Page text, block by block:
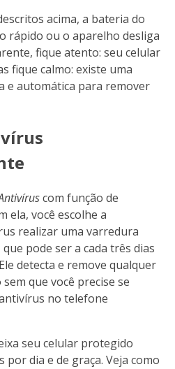
acima, a bateria do
rápido ou o aparelho desliga
fique atento: seu celular
fique calmo: existe uma
e automática para remover
com função de
ela, você escolhe a
realizar uma varredura
pode ser a cada três dias
detecta e remove qualquer
que você precise se
no telefone
seu celular protegido
por dia e de graça. Veja como